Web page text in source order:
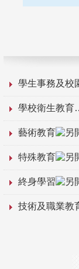
學生事務及校
學校衛生教育
藝術教育
特殊教育
終身學習
技術及職業教